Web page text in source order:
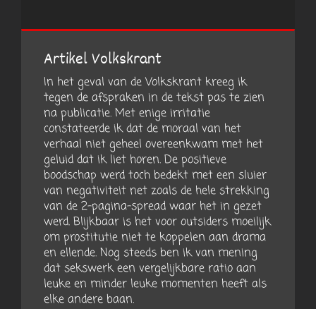
Artikel Volkskrant
In het geval van de Volkskrant kreeg ik
tegen de afspraken in de tekst pas te zien
na publicatie. Met enige irritatie
constateerde ik dat de moraal van het
verhaal niet geheel overeenkwam met het
geluid dat ik liet horen. De positieve
boodschap werd toch bedekt met een sluier
van negativiteit net zoals de hele strekking
van de 2-pagina-spread waar het in gezet
werd. Blijkbaar is het voor outsiders moeilijk
om prostitutie niet te koppelen aan drama
en ellende. Nog steeds ben ik van mening
dat sekswerk een vergelijkbare ratio aan
leuke en minder leuke momenten heeft als
elke andere baan.